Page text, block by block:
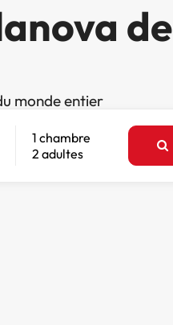
de
monde entier
1 chambre
2 adultes